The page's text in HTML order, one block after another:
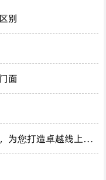
别
面
为您打造卓越线上体